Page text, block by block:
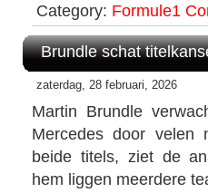
Category: Formule1
Brundle schat
zaterdag, 28 februari, 2026
Martin Brundle
Mercedes door velen
beide titels, ziet de
hem liggen meerdere